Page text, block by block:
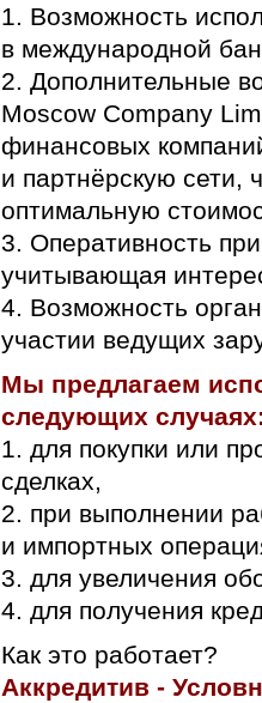
1. Возможность
в международной
2. Дополнительные
Moscow Company
финансовых
и партнёрскую сети,
оптимальную
3. Оперативность
учитывающая
4. Возможность
участии ведущих
Мы предлагаем
следующих
1. для покупки или
сделках,
2. при выполнении
и импортных
3. для увеличения
4. для получения
Как это работает?
Аккредитив -